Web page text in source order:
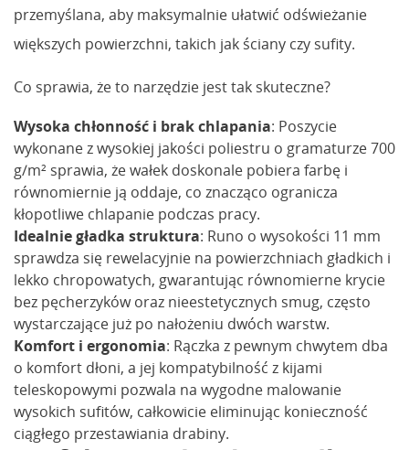
przemyślana, aby maksymalnie ułatwić odświeżanie
większych powierzchni, takich jak ściany czy sufity.
Co sprawia, że to narzędzie jest tak skuteczne?
Wysoka chłonność i brak chlapania: Poszycie
wykonane z wysokiej jakości poliestru o gramaturze 700
g/m² sprawia, że wałek doskonale pobiera farbę i
równomiernie ją oddaje, co znacząco ogranicza
kłopotliwe chlapanie podczas pracy.
Idealnie gładka struktura: Runo o wysokości 11 mm
sprawdza się rewelacyjnie na powierzchniach gładkich i
lekko chropowatych, gwarantując równomierne krycie
bez pęcherzyków oraz nieestetycznych smug, często
wystarczające już po nałożeniu dwóch warstw.
Komfort i ergonomia: Rączka z pewnym chwytem dba
o komfort dłoni, a jej kompatybilność z kijami
teleskopowymi pozwala na wygodne malowanie
wysokich sufitów, całkowicie eliminując konieczność
ciągłego przestawiania drabiny.